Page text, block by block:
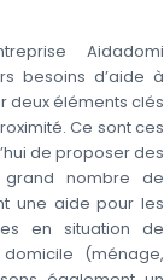
Aidadomi
besoins d’aide à
deux éléments clés
Ce sont ces
de proposer des
nombre de
une aide pour les
en situation de
(ménage,